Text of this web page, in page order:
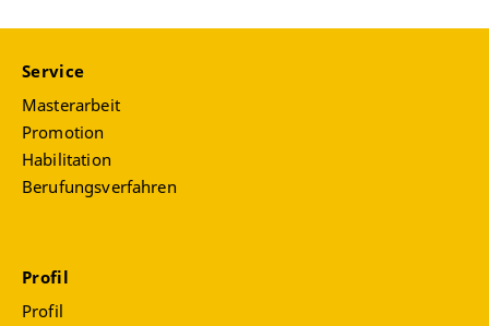
Service
Masterarbeit
Promotion
Habilitation
Berufungsverfahren
Profil
Profil